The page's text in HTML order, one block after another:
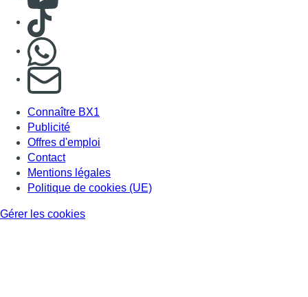
Consulter TikTok
S'abonner à notre newsletter
Connaître BX1
Publicité
Offres d'emploi
Contact
Mentions légales
Politique de cookies (UE)
Gérer les cookies